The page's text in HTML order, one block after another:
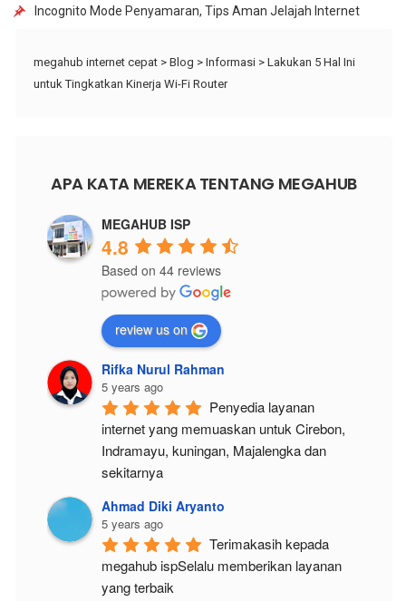
Incognito Mode Penyamaran, Tips Aman Jelajah Internet
megahub internet cepat > Blog > Informasi > Lakukan 5 Hal Ini
untuk Tingkatkan Kinerja Wi-Fi Router
APA KATA MEREKA TENTANG MEGAHUB
MEGAHUB ISP
4.8
Based on 44 reviews
review us on
Rifka Nurul Rahman
5 years ago
Penyedia layanan
internet yang memuaskan untuk Cirebon,
Indramayu, kuningan, Majalengka dan
sekitarnya
Ahmad Diki Aryanto
5 years ago
Terimakasih kepada
megahub ispSelalu memberikan layanan
yang terbaik